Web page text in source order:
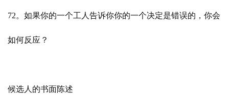
72。如果你的一个工人告诉你你的一个决定是错误的，你会
如何反应？
候选人的书面陈述